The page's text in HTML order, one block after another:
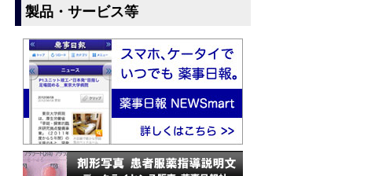
製品・サービス等